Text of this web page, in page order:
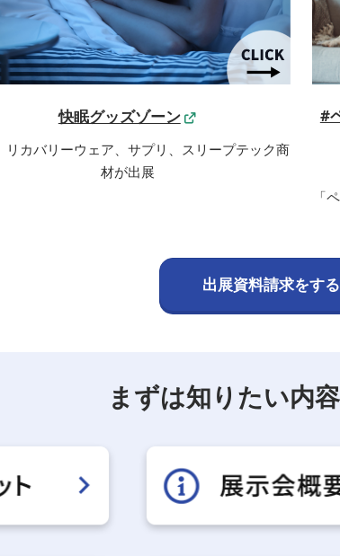
快眠グッズゾーン
リカバリーウェア、サプリ、スリープテック商
材が出展
#
「
出展資料請求をす
まずは知りたい内